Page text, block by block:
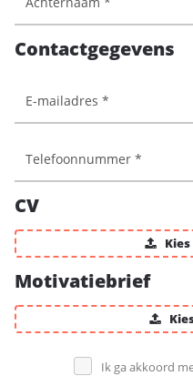
Contactgegevens
CV
Motivatiebrief
Ik ga akkoord